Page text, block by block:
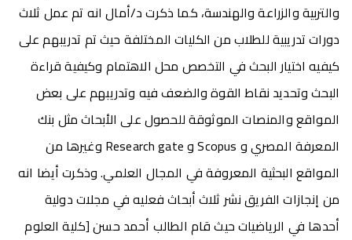
والتربية والزراعة والهندسة، كما ذكرت د/أمال انه تم عمل ثلاث
دورات تدريبية للطلاب من الكليات المختلفة حيث تم تدريبهم على
كيفيه اختيار البحث في التخصص محل الاهتمام وكيفية قراءة
البحث وتحديد نقاط القوة والضعف فيه وتدريبهم على بعض
المواقع والمنصات الموثوقة للحصول على الأبحاث مثل بنك
المعرفة المصري و Scopus و Research gate وغيرها من
المواقع البحثية المعروفة في المجال العلمي. وذكرت أيضا انه
من إنجازات الفريق نشر ثلاث أبحاث فعليه في مجلات دولية
أحدها في الرياضيات حيث قام الطالب أحمد حسن [كلية العلوم